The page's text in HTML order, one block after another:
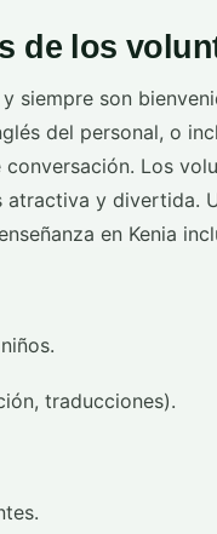
de los
siempre son
del personal, o
Los
y divertida.
en Kenia
traducciones).